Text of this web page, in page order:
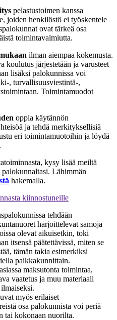
pelastustoimen kanssa
joiden henkilöstö ei työskentele
ovat tärkeä osa
toimintavalmiutta.
ilman aiempaa kokemusta.
koulutus järjestetään ja varusteet
lisäksi palokunnissa voi
, turvallisuusviestintä-,
Toimintamuodot
oppia käytännön
ja tehdä merkityksellisiä
eri toimintamuotoihin ja löydä
kysy lisää meiltä
Lähimmän
hakemalla.
kiinnostuneille
tehdään
harjoittelevat samoja
olevat aikuisetkin, toki
itsensä päätettävissä, miten se
tämän takia esimerkiksi
paikkakunnittain.
maksutonta toimintaa,
vaatetus ja muu materiaali
myös erilaiset
osa palokunnista voi periä
tai kokonaan nuorilta.